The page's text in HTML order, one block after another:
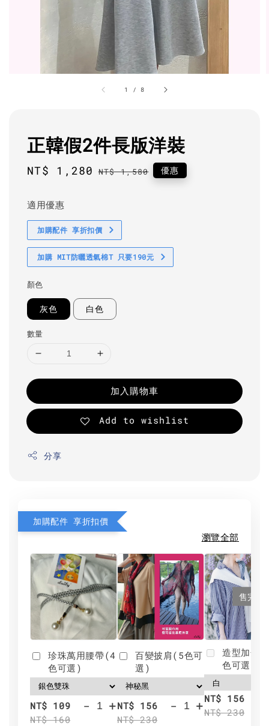
1 / 8
正韓假2件長版洋裝
Sale
NT$ 1,280 Regular
NT$ 1,580 優惠
適用優惠
加購配件 享折扣價
加購 MIT防曬透氣棉T 只要190元
顏色
灰色 白色
數量
加入購物車
Add to wishlist
分享
加購配件 享折扣價
瀏覽全部
珍珠萬用腰帶(4
色可選)
NT$ 109
NT$ 160
- +
百變披肩(5色可
選)
NT$ 156
NT$ 230
- +
售完
造型加分
色可選)
NT$ 156
NT$ 230